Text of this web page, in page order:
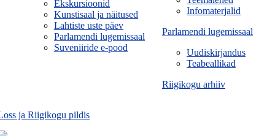
Infomaterjalid
Parlamendi lugemissaal
Uudiskirjandus
Teabeallikad
Riigikogu arhiiv
Ekskursioonid
Kunstisaal ja näitused
Lahtiste uste päev
Parlamendi lugemissaal
Suveniiride e-pood
ja Riigikogu pildis